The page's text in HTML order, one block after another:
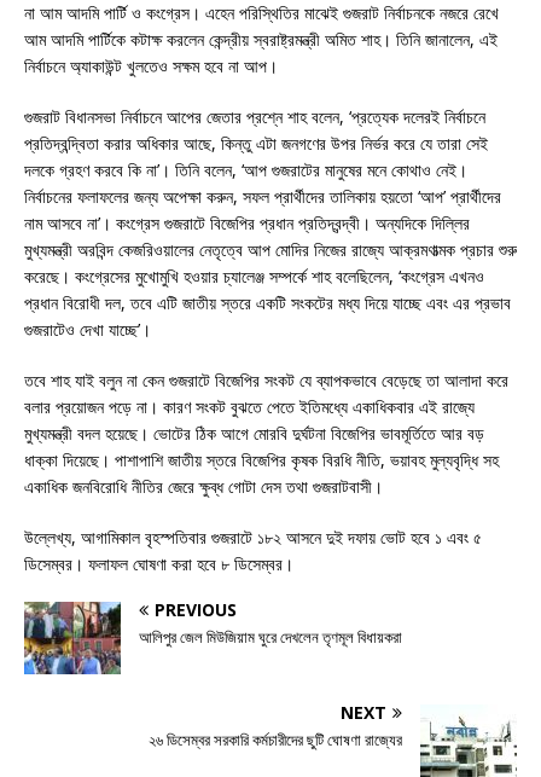
না আম আদমি পার্টি ও কংগ্রেস। এহেন পরিস্থিতির মাঝেই গুজরাট নির্বাচনকে নজরে রেখে
আম আদমি পার্টিকে কটাক্ষ করলেন কেন্দ্রীয় স্বরাষ্ট্রমন্ত্রী অমিত শাহ। তিনি জানালেন, এই
নির্বাচনে অ্যাকাউন্ট খুলতেও সক্ষম হবে না আপ।
গুজরাট বিধানসভা নির্বাচনে আপের জেতার প্রশ্নে শাহ বলেন, ‘প্রত্যেক দলেরই নির্বাচনে
প্রতিদ্বন্দ্বিতা করার অধিকার আছে, কিন্তু এটা জনগণের উপর নির্ভর করে যে তারা সেই
দলকে গ্রহণ করবে কি না’। তিনি বলেন, ‘আপ গুজরাটের মানুষের মনে কোথাও নেই।
নির্বাচনের ফলাফলের জন্য অপেক্ষা করুন, সফল প্রার্থীদের তালিকায় হয়তো ‘আপ’ প্রার্থীদের
নাম আসবে না’। কংগ্রেস গুজরাটে বিজেপির প্রধান প্রতিদ্বন্দ্বী। অন্যদিকে দিল্লির
মুখ্যমন্ত্রী অরবিন্দ কেজরিওয়ালের নেতৃত্বে আপ মোদির নিজের রাজ্যে আক্রমণাত্মক প্রচার শুরু
করেছে। কংগ্রেসের মুখোমুখি হওয়ার চ্যালেঞ্জ সম্পর্কে শাহ বলেছিলেন, ‘কংগ্রেস এখনও
প্রধান বিরোধী দল, তবে এটি জাতীয় স্তরে একটি সংকটের মধ্য দিয়ে যাচ্ছে এবং এর প্রভাব
গুজরাটেও দেখা যাচ্ছে’।
তবে শাহ যাই বলুন না কেন গুজরাটে বিজেপির সংকট যে ব্যাপকভাবে বেড়েছে তা আলাদা করে
বলার প্রয়োজন পড়ে না। কারণ সংকট বুঝতে পেতে ইতিমধ্যে একাধিকবার এই রাজ্যে
মুখ্যমন্ত্রী বদল হয়েছে। ভোটের ঠিক আগে মোরবি দুর্ঘটনা বিজেপির ভাবমূর্তিতে আর বড়
ধাক্কা দিয়েছে। পাশাপাশি জাতীয় স্তরে বিজেপির কৃষক বিরধি নীতি, ভয়াবহ মুল্যবৃদ্ধি সহ
একাধিক জনবিরোধি নীতির জেরে ক্ষুব্ধ গোটা দেস তথা গুজরাটবাসী।
উল্লেখ্য, আগামিকাল বৃহস্পতিবার গুজরাটে ১৮২ আসনে দুই দফায় ভোট হবে ১ এবং ৫
ডিসেম্বর। ফলাফল ঘোষণা করা হবে ৮ ডিসেম্বর।
PREVIOUS
আলিপুর জেল মিউজিয়াম ঘুরে দেখলেন তৃণমূল বিধায়করা
NEXT
২৬ ডিসেম্বর সরকারি কর্মচারীদের ছুটি ঘোষণা রাজ্যের